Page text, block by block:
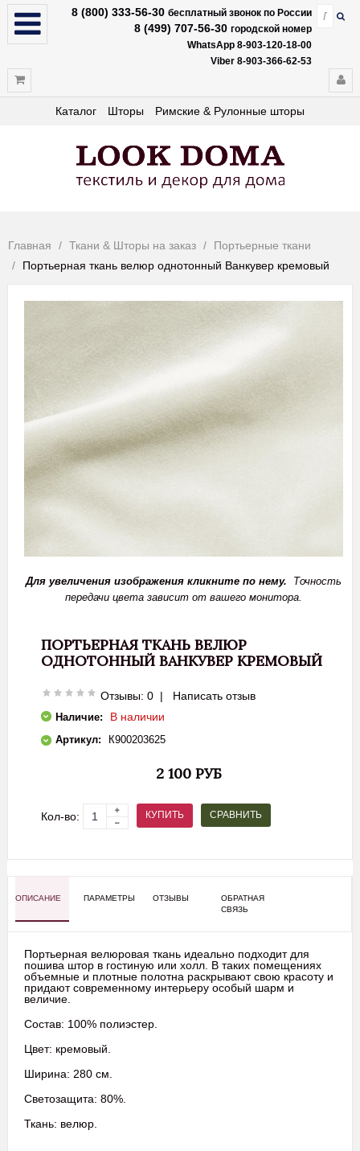
8 (800) 333-56-30 бесплатный звонок по России
8 (499) 707-56-30 городской номер
WhatsApp 8-903-120-18-00
Viber 8-903-366-62-53
Каталог Шторы Римские & Рулонные шторы
Главная Ткани & Шторы на заказ
Портьерные ткани
Портьерная ткань велюр однотонный Ванкувер кремовый
Для увеличения изображения кликните по нему. Точность
передачи цвета зависит от вашего монитора.
ПОРТЬЕРНАЯ ТКАНЬ ВЕЛЮР
ОДНОТОННЫЙ ВАНКУВЕР КРЕМОВЫЙ
Отзывы: 0 | Написать отзыв
Наличие: В наличии
Артикул: К900203625
2 100 РУБ
Кол-во: КУПИТЬ СРАВНИТЬ
ОПИСАНИЕ ПАРАМЕТРЫ ОТЗЫВЫ
ОБРАТНАЯ
СВЯЗЬ
Портьерная велюровая ткань идеально подходит для
пошива штор в гостиную или холл. В таких помещениях
объемные и плотные полотна раскрывают свою красоту и
придают современному интерьеру особый шарм и
величие.
Состав: 100% полиэстер.
Цвет: кремовый.
Ширина: 280 см.
Светозащита: 80%.
Ткань: велюр.